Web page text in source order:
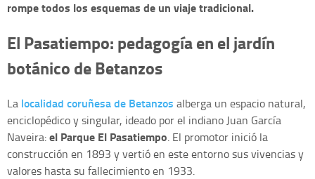
rompe todos los esquemas de un viaje tradicional.
El Pasatiempo: pedagogía en el jardín
botánico de Betanzos
La localidad coruñesa de Betanzos alberga un espacio natural,
enciclopédico y singular, ideado por el indiano Juan García
Naveira:el Parque El Pasatiempo. El promotor inició la
construcción en 1893 y vertió en este entorno sus vivencias y
valores hasta su fallecimiento en 1933.